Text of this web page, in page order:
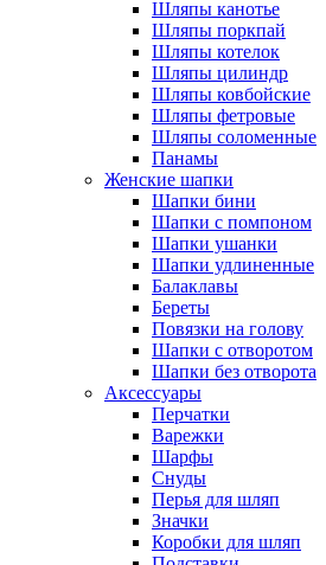
Шляпы канотье
Шляпы поркпай
Шляпы котелок
Шляпы цилиндр
Шляпы ковбойские
Шляпы фетровые
Шляпы соломенные
Панамы
Женские шапки
Шапки бини
Шапки с помпоном
Шапки ушанки
Шапки удлиненные
Балаклавы
Береты
Повязки на голову
Шапки с отворотом
Шапки без отворота
Аксессуары
Перчатки
Варежки
Шарфы
Снуды
Перья для шляп
Значки
Коробки для шляп